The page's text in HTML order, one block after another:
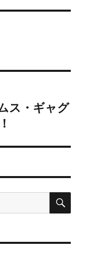
ス・ギャグ
検